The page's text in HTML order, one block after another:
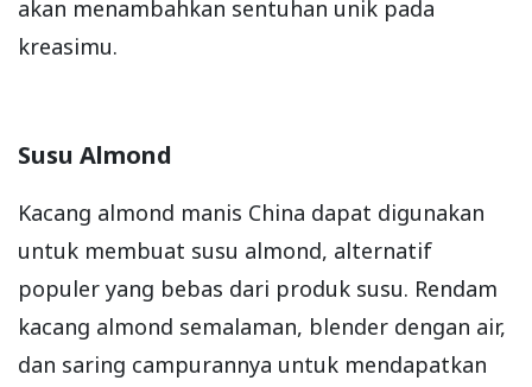
akan menambahkan sentuhan unik pada
kreasimu.
Susu Almond
Kacang almond manis China dapat digunakan
untuk membuat susu almond, alternatif
populer yang bebas dari produk susu. Rendam
kacang almond semalaman, blender dengan air,
dan saring campurannya untuk mendapatkan